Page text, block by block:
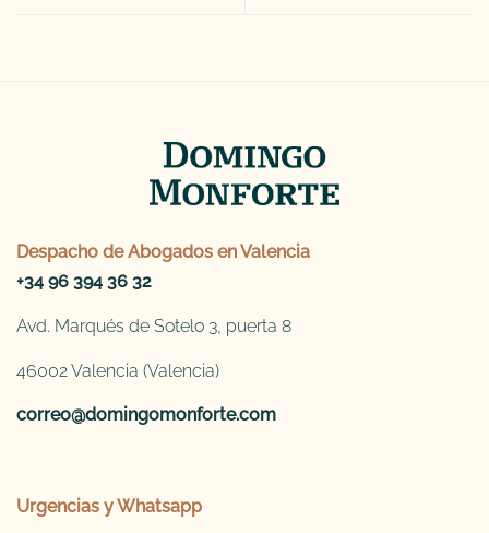
Despacho de Abogados en Valencia
+34 96 394 36 32
Avd. Marqués de Sotelo 3, puerta 8
46002 Valencia (Valencia)
correo@domingomonforte.com
Urgencias y Whatsapp